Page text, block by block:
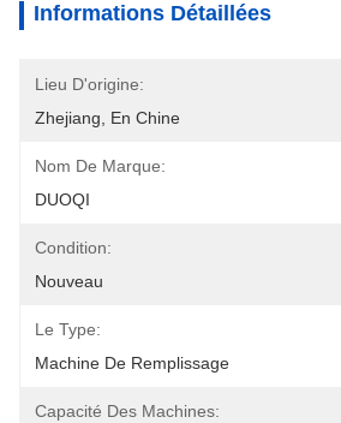
Informations Détaillées
Lieu D'origine:
Zhejiang, En Chine
Nom De Marque:
DUOQI
Condition:
Nouveau
Le Type:
Machine De Remplissage
Capacité Des Machines: